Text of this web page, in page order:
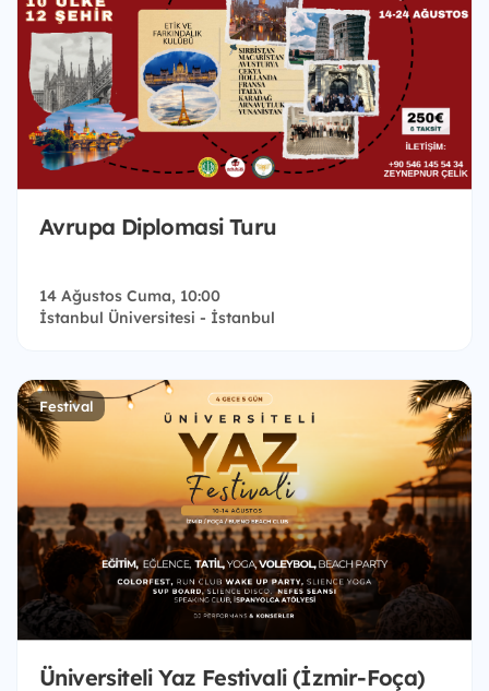
Avrupa Diplomasi Turu
14 Ağustos Cuma, 10:00
İstanbul Üniversitesi - İstanbul
Festival
Üniversiteli Yaz Festivali (İzmir-Foça)